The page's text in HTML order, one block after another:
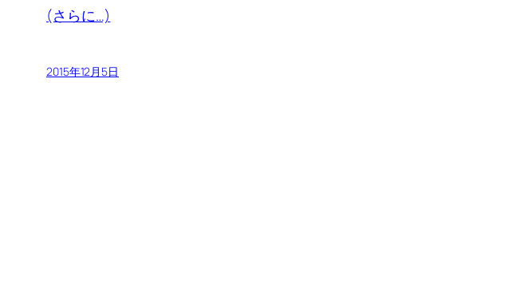
(さらに…)
2015年12月5日